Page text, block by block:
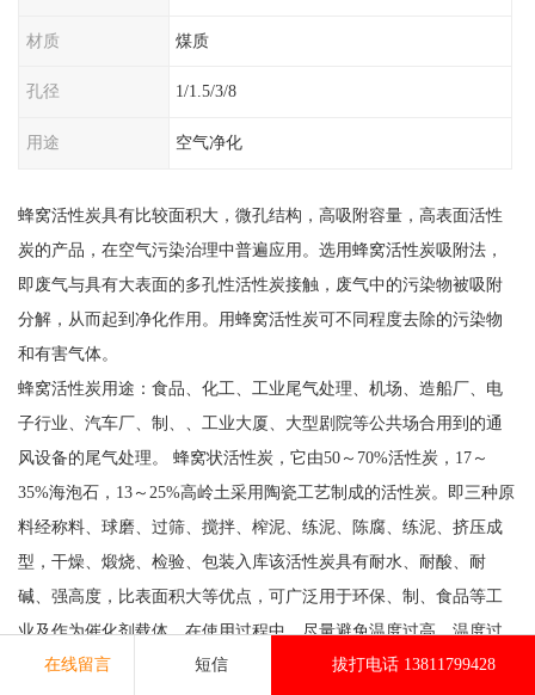
材质 煤质
孔径 1/1.5/3/8
用途 空气净化
蜂窝活性炭具有比较面积大，微孔结构，高吸附容量，高表面活性
炭的产品，在空气污染治理中普遍应用。选用蜂窝活性炭吸附法，
即废气与具有大表面的多孔性活性炭接触，废气中的污染物被吸附
分解，从而起到净化作用。用蜂窝活性炭可不同程度去除的污染物
和有害气体。
蜂窝活性炭用途：食品、化工、工业尾气处理、机场、造船厂、电
子行业、汽车厂、制、、工业大厦、大型剧院等公共场合用到的通
风设备的尾气处理。 蜂窝状活性炭，它由50～70%活性炭，17～
35%海泡石，13～25%高岭土采用陶瓷工艺制成的活性炭。即三种原
料经称料、球磨、过筛、搅拌、榨泥、练泥、陈腐、练泥、挤压成
型，干燥、煅烧、检验、包装入库该活性炭具有耐水、耐酸、耐
碱、强高度，比表面积大等优点，可广泛用于环保、制、食品等工
业及作为催化剂载体。在使用过程中，尽量避免温度过高，温度过
高会降低吸附量，吸附量随温度上升而下降;同时要避免高含尘量和
在线留言 短信 拔打电话 13811799428